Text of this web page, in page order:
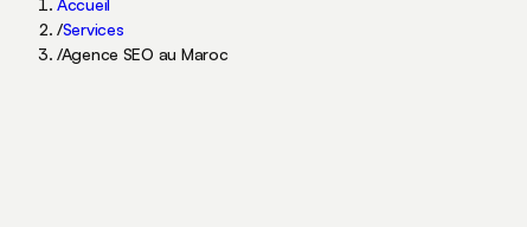
Accueil
/Services
/Agence SEO au Maroc